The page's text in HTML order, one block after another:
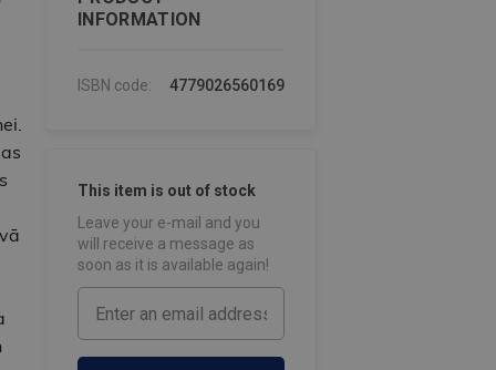
INFORMATION
ISBN code: 4779026560169
This item is out of stock
Leave your e-mail and you
will receive a message as
soon as it is available again!